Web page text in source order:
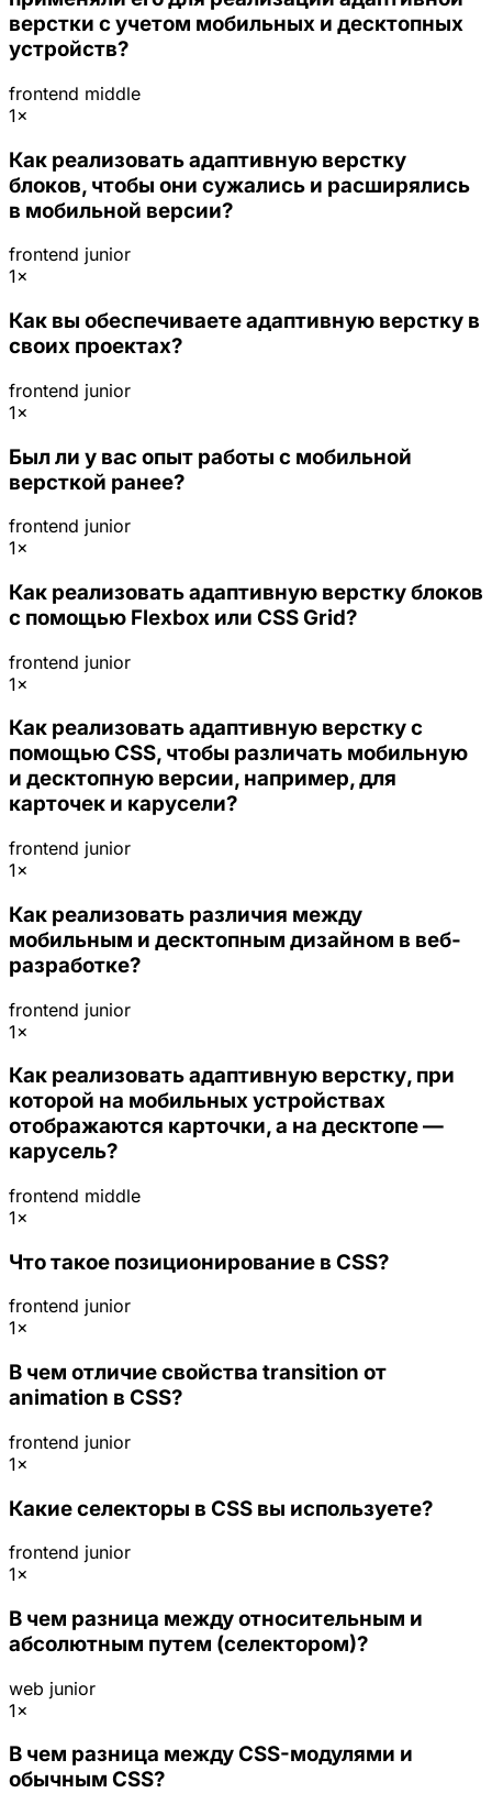
верстки с учетом мобильных и десктопных
устройств?
frontend middle
1×
Как реализовать адаптивную верстку
блоков, чтобы они сужались и расширялись
в мобильной версии?
frontend junior
1×
Как вы обеспечиваете адаптивную верстку в
своих проектах?
frontend junior
1×
Был ли у вас опыт работы с мобильной
версткой ранее?
frontend junior
1×
Как реализовать адаптивную верстку блоков
с помощью Flexbox или CSS Grid?
frontend junior
1×
Как реализовать адаптивную верстку с
помощью CSS, чтобы различать мобильную
и десктопную версии, например, для
карточек и карусели?
frontend junior
1×
Как реализовать различия между
мобильным и десктопным дизайном в веб-
разработке?
frontend junior
1×
Как реализовать адаптивную верстку, при
которой на мобильных устройствах
отображаются карточки, а на десктопе —
карусель?
frontend middle
1×
Что такое позиционирование в CSS?
frontend junior
1×
В чем отличие свойства transition от
animation в CSS?
frontend junior
1×
Какие селекторы в CSS вы используете?
frontend junior
1×
В чем разница между относительным и
абсолютным путем (селектором)?
web junior
1×
В чем разница между CSS-модулями и
обычным CSS?